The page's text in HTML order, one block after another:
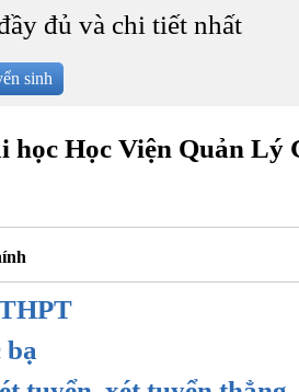
đủ và chi tiết nhất
sinh
Học Viện Quản Lý